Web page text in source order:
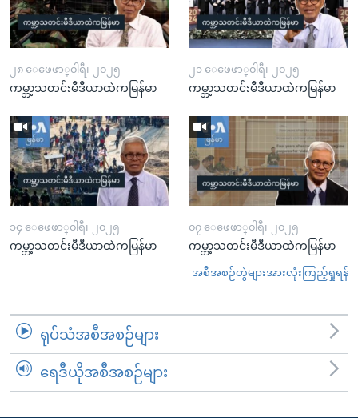
၂၈ ေဖေဖာ္၀ါရီ၊ ၂၀၂၅
ကမ္ဘာ့သတင်းမီဒီယာထဲကမြန်မာ
၂၁ ေဖေဖာ္၀ါရီ၊ ၂၀၂၅
ကမ္ဘာ့သတင်းမီဒီယာထဲကမြန်မာ
၁၄ ေဖေဖာ္၀ါရီ၊ ၂၀၂၅
ကမ္ဘာ့သတင်းမီဒီယာထဲကမြန်မာ
၀၇ ေဖေဖာ္၀ါရီ၊ ၂၀၂၅
ကမ္ဘာ့သတင်းမီဒီယာထဲကမြန်မာ
အစီအစဉ်တွဲများအားလုံးကြည့်ရှုရန်
ရုပ်သံအစီအစဉ်များ
ရေဒီယိုအစီအစဉ်များ